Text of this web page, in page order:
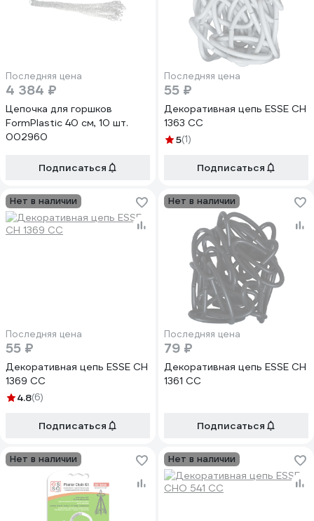
Последняя цена
4 384 ₽
Цепочка для горшков
FormPlastic 40 см, 10 шт.
002960
Подписаться
Последняя цена
55 ₽
Декоративная цепь ESSE CH
1363 CC
5(1)
Подписаться
Нет в наличии
Последняя цена
55 ₽
Декоративная цепь ESSE CH
1369 CC
4.8(6)
Подписаться
Нет в наличии
Последняя цена
79 ₽
Декоративная цепь ESSE CH
1361 CC
Подписаться
Нет в наличии Нет в наличии